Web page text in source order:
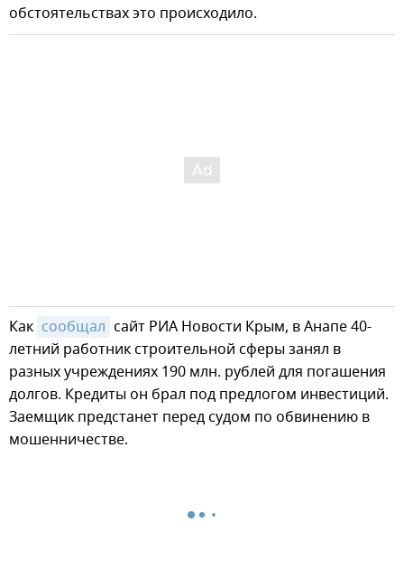
обстоятельствах это происходило.
Как сообщал сайт РИА Новости Крым, в Анапе 40-
летний работник строительной сферы занял в
разных учреждениях 190 млн. рублей для погашения
долгов. Кредиты он брал под предлогом инвестиций.
Заемщик предстанет перед судом по обвинению в
мошенничестве.